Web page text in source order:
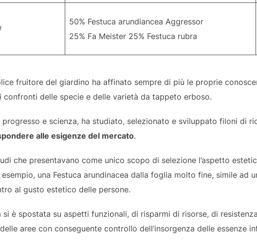
50% Festuca arundiancea Aggressor
25% Fa Meister 25% Festuca rubra
fruitore del giardino ha affinato sempre di più le proprie
confronti delle specie e delle varietà da tappeto erboso.
progresso e scienza, ha studiato, selezionato e sviluppato filoni di
alle esigenze del mercato.
che presentavano come unico scopo di selezione l’aspetto
una Festuca arundinacea dalla foglia molto fine, simile ad
al gusto estetico delle persone.
è spostata su aspetti funzionali, di risparmi di risorse, di
aree con conseguente controllo dell’insorgenza delle essenze